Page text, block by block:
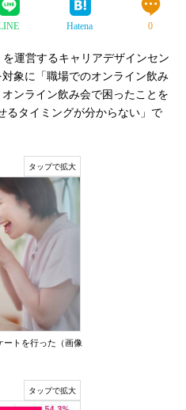
Hatena 0
運営するキャリアデザインセン
象に「職場でのオンライン飲み
ンライン飲み会で困ったことを
るタイミングが分からない」で
ートを行った（画像